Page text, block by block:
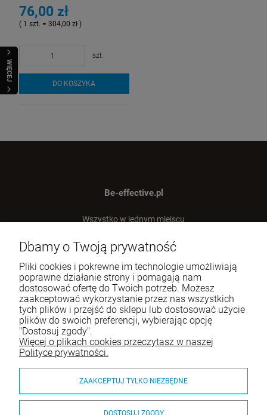
WIĘCEJ
76,00 zł
( 1 szt. = 304,00 zł )
szt.
DO KOSZYKA
Be-effective.pl
Wszystko w jednym miejscu
Tel.:
E-mail: sklep@be-effective.pl
Moje konto
Baza wiedzy
Płatności i dostawa
Informacje
O nas
Dbamy o Twoją prywatność
Pliki cookies i pokrewne im technologie umożliwiają
poprawne działanie strony i pomagają nam
dostosować ofertę do Twoich potrzeb. Możesz
zaakceptować wykorzystanie przez nas wszystkich
tych plików i przejść do sklepu lub dostosować użycie
plików do swoich preferencji, wybierając opcję
"Dostosuj zgody".
Więcej o plikach cookies przeczytasz w naszej
Polityce prywatności.
ZAAKCEPTUJ TYLKO NIEZBĘDNE
DOSTOSUJ ZGODY